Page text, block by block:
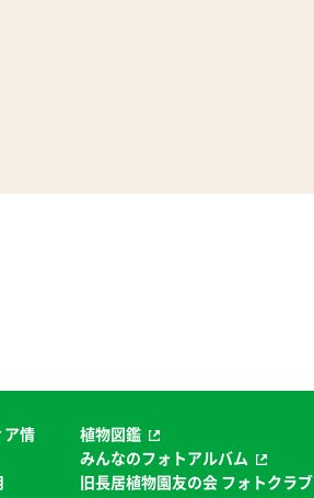
ア情
植物図鑑
みんなのフォトアルバム
旧長居植物園友の会 フォトクラブ